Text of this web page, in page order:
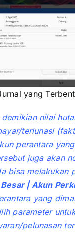
yang
nilai
terlunasi
perantara
juga akan
bisa melakukan
| Akun
yang
parameter
pelunasan